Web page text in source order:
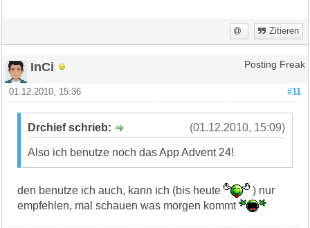
Zitieren
InCi Posting Freak
#11
01.12.2010, 15:36
(01.12.2010, 15:09)
Drchief schrieb:
Also ich benutze noch das App Advent 24!
den benutze ich auch, kann ich (bis heute
) nur
empfehlen, mal schauen was morgen kommt